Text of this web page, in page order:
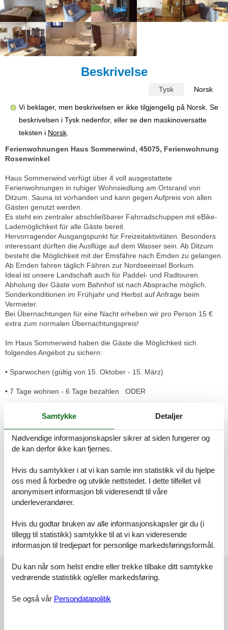
Beskrivelse
Tysk Norsk
Vi beklager, men beskrivelsen er ikke tilgjengelig på Norsk. Se
beskrivelsen i Tysk nedenfor, eller se den maskinoversatte
teksten i Norsk
Ferienwohnungen Haus Sommerwind, 45075, Ferienwohnung
Rosenwinkel
Haus Sommerwind verfügt über 4 voll ausgestattete
Ferienwohnungen in ruhiger Wohnsiedlung am Ortsrand von
Ditzum. Sauna ist vorhanden und kann gegen Aufpreis von allen
Gästen genutzt werden.
Es steht ein zentraler abschließbarer Fahrradschuppen mit eBike-
Lademöglichkeit für alle Gäste bereit.
Hervorragender Ausgangspunkt für Freizeitaktivitäten. Besonders
interessant dürften die Ausflüge auf dem Wasser sein. Ab Ditzum
besteht die Möglichkeit mit der Emsfähre nach Emden zu gelangen.
Ab Emden fahren täglich Fähren zur Nordseeinsel Borkum.
Ideal ist unsere Landschaft auch für Paddel- und Radtouren.
Abholung der Gäste vom Bahnhof ist nach Absprache möglich.
Sonderkonditionen im Frühjahr und Herbst auf Anfrage beim
Vermieter.
Bei Übernachtungen für eine Nacht erheben wir pro Person 15 €
extra zum normalen Übernachtungspreis!
Im Haus Sommerwind haben die Gäste die Möglichkeit sich
folgendes Angebot zu sichern:
• Sparwochen (gültig von 15. Oktober - 15. März)
• 7 Tage wohnen - 6 Tage bezahlen ODER
--> bitte sprechen Sie uns an
Seit Januar 2020 erhebt die Gemeinde Jemgum einen
Gästebeitrag (ganzjährig). Nähere Informationen unter der
Ferienwohnung in ruhiger, sonniger Lage. 4 Minuten vom Ortskern
Ditzum entfernt, große Liegewiese.
Ferienwohnung Rosenwinkel: 75 qm im Erdgeschoss für bis zu 4
Personen, Wohnzimmer, 2 Schlafzimmer mit Doppelbetten, 1
Spülmaschine, Dusche/ WC, Diele, Terrasse. W-LAN kostenlos.
Bettwäsche und Handtücher sind inklusive. Saunanutzung gegen
Gebühr. Hund auf Anfrage möglich.
Eksterne anmeldelser
Våre gjesteanmeldelserEksterne anmeldelser
Samtykke Detaljer
Nødvendige informasjonskapsler sikrer at siden fungerer og
de kan derfor ikke kan fjernes.
Hvis du samtykker i at vi kan samle inn statistikk vil du hjelpe
oss med å forbedre og utvikle nettstedet. I dette tilfellet vil
anonymisert informasjon bli videresendt til våre
underleverandører.
Hvis du godtar bruken av alle informasjonskapsler gir du (i
tillegg til statistikk) samtykke til at vi kan videresende
informasjon til tredjepart for personlige markedsføringsformål.
Du kan når som helst endre eller trekke tilbake ditt samtykke
vedrørende statistikk og/eller markedsføring.
Se også vår Persondatapolitik